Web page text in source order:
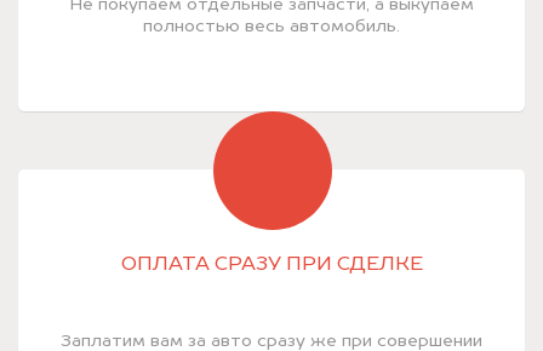
Не покупаем отдельные запчасти, а выкупаем
полностью весь автомобиль.
ОПЛАТА СРАЗУ ПРИ СДЕЛКЕ
Заплатим вам за авто сразу же при совершении